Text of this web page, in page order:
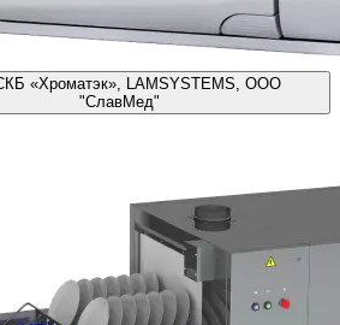
«Хроматэк», LAMSYSTEMS, ООО
"СлавМед"